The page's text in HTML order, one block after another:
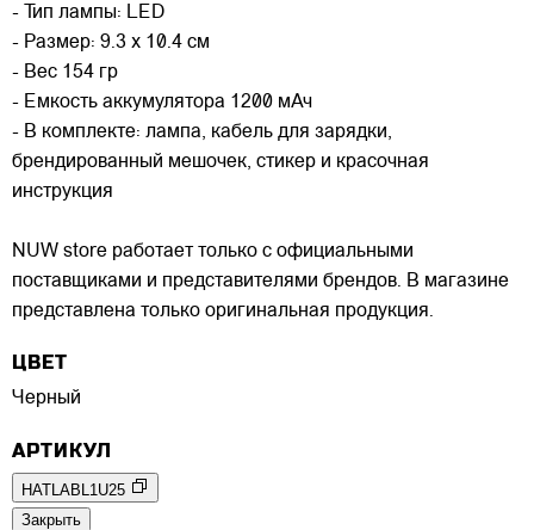
- Тип лампы: LED
- Размер: 9.3 х 10.4 см
- Вес 154 гр
- Емкость аккумулятора 1200 мАч
- В комплекте: лампа, кабель для зарядки,
брендированный мешочек, стикер и красочная
инструкция
NUW store работает только с официальными
поставщиками и представителями брендов. В магазине
представлена только оригинальная продукция.
ЦВЕТ
Черный
АРТИКУЛ
HATLABL1U25
Закрыть